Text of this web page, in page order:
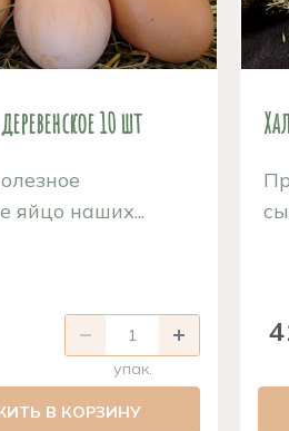
10 шт
яйцо наших...
упак.
В КОРЗИНУ